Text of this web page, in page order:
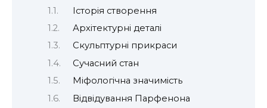
Історія створення
Архітектурні деталі
Скульптурні прикраси
Сучасний стан
Міфологічна значимість
Відвідування Парфенона